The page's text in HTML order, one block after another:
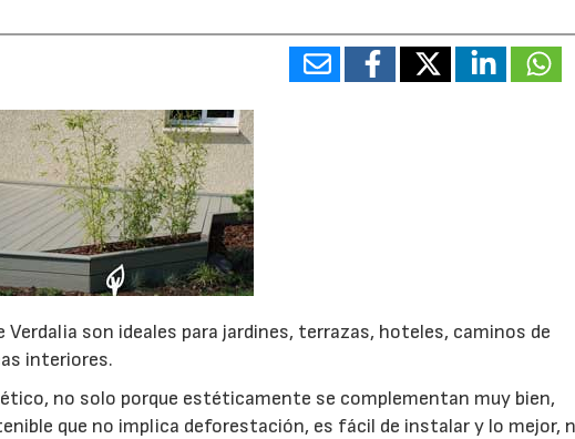
son ideales para jardines, terrazas, hoteles, caminos de
interiores.
no solo porque estéticamente se complementan muy bien,
que no implica deforestación, es fácil de instalar y lo mejor,